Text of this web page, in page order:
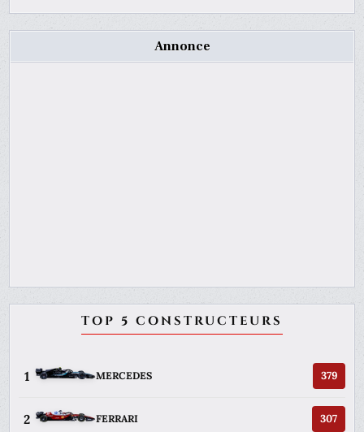
Annonce
TOP 5 CONSTRUCTEURS
1 MERCEDES 379
2 FERRARI 307